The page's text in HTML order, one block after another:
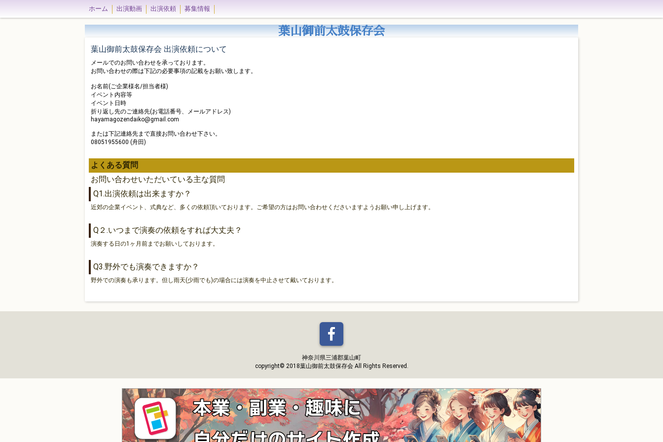
ホーム 出演動画 出演依頼 募集情報
葉山御前太鼓保存会
葉山御前太鼓保存会 出演依頼について
メールでのお問い合わせを承っております。
お問い合わせの際は下記の必要事項の記載をお願い致します。
お名前(ご企業様名/担当者様)
イベント内容等
イベント日時
折り返し先のご連絡先(お電話番号、メールアドレス)
hayamagozendaiko@gmail.com
または下記連絡先まで直接お問い合わせ下さい。
08051955600 (舟田)
よくある質問
お問い合わせいただいている主な質問
Q1.出演依頼は出来ますか？
近郊の企業イベント、式典など、多くの依頼頂いております。ご希望の方はお問い合わせくださいますようお願い申し上げます。
Q２.いつまで演奏の依頼をすれば大丈夫？
演奏する日の1ヶ月前までお願いしております。
Q3.野外でも演奏できますか？
野外での演奏も承ります。但し雨天(少雨でも)の場合には演奏を中止させて戴いております。
神奈川県三浦郡葉山町
copyright© 2018葉山御前太鼓保存会 All Rights Reserved.